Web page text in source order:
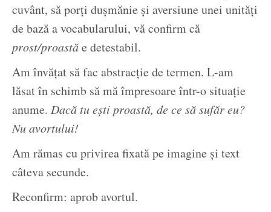
cuvânt, să porți dușmănie și aversiune unei unități
de bază a vocabularului, vă confirm că
prost/proastăe detestabil.
Am învățat să fac abstracție de termen. L-am
lăsat în schimb să mă împresoare într-o situație
anume. Dacă tu ești proastă, de ce să sufăr eu?
Nu avortului!
Am rămas cu privirea fixată pe imagine și text
câteva secunde.
Reconfirm: aprob avortul.